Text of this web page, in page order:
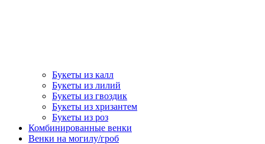
Букеты из калл
Букеты из лилий
Букеты из гвоздик
Букеты из хризантем
Букеты из роз
Комбинированные венки
Венки на могилу/гроб